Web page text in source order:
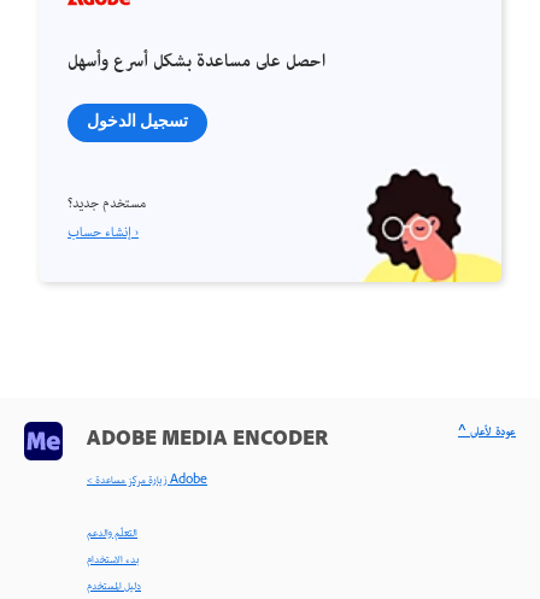
احصل على مساعدة بشكل أسرع وأسهل
تسجيل الدخول
مستخدم جديد؟
إنشاء حساب ›
ADOBE MEDIA ENCODER
< زيارة مركز مساعدة Adobe
التعلّم والدعم
بدء الاستخدام
دليل المستخدم
^ عودة لأعلى